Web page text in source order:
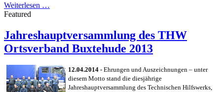
Weiterlesen …
Featured
Jahreshauptversammlung des THW
Ortsverband Buxtehude 2013
12.04.2014 - Ehrungen und Auszeichnungen – unter
diesem Motto stand die diesjährige
Jahreshauptversammlung des Technischen Hilfswerks,